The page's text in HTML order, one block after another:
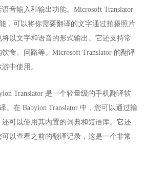
音输入和输出功能。Microsoft Translator
，可以将你需要翻译的文字通过拍摄照片
以文字和语音的形式输出。它还支持常
食、问路等。Microsoft Translator 的翻译
中使用。
Translator 是一个轻量级的手机翻译软
。在 Babylon Translator 中，您可以通过输
可以使用其内置的词典和短语库。它还
以查看之前的翻译记录，这是一个非常